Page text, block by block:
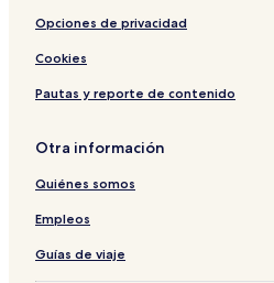
a
Opciones de privacidad
Cookies
Pautas y reporte de contenido
Otra información
Quiénes somos
Empleos
Guías de viaje